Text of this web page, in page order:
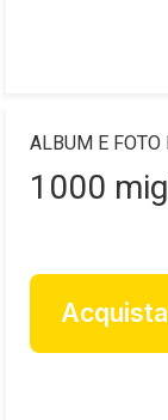
ALBUM E FOTO
1000